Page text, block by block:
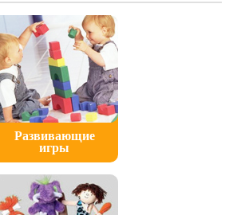
Развивающие
игры